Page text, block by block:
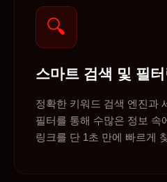
🔍
스마트 검색 및 필터
정확한 키워드 검색 엔진과
필터를 통해 수많은 정보 속
링크를 단 1초 만에 빠르게